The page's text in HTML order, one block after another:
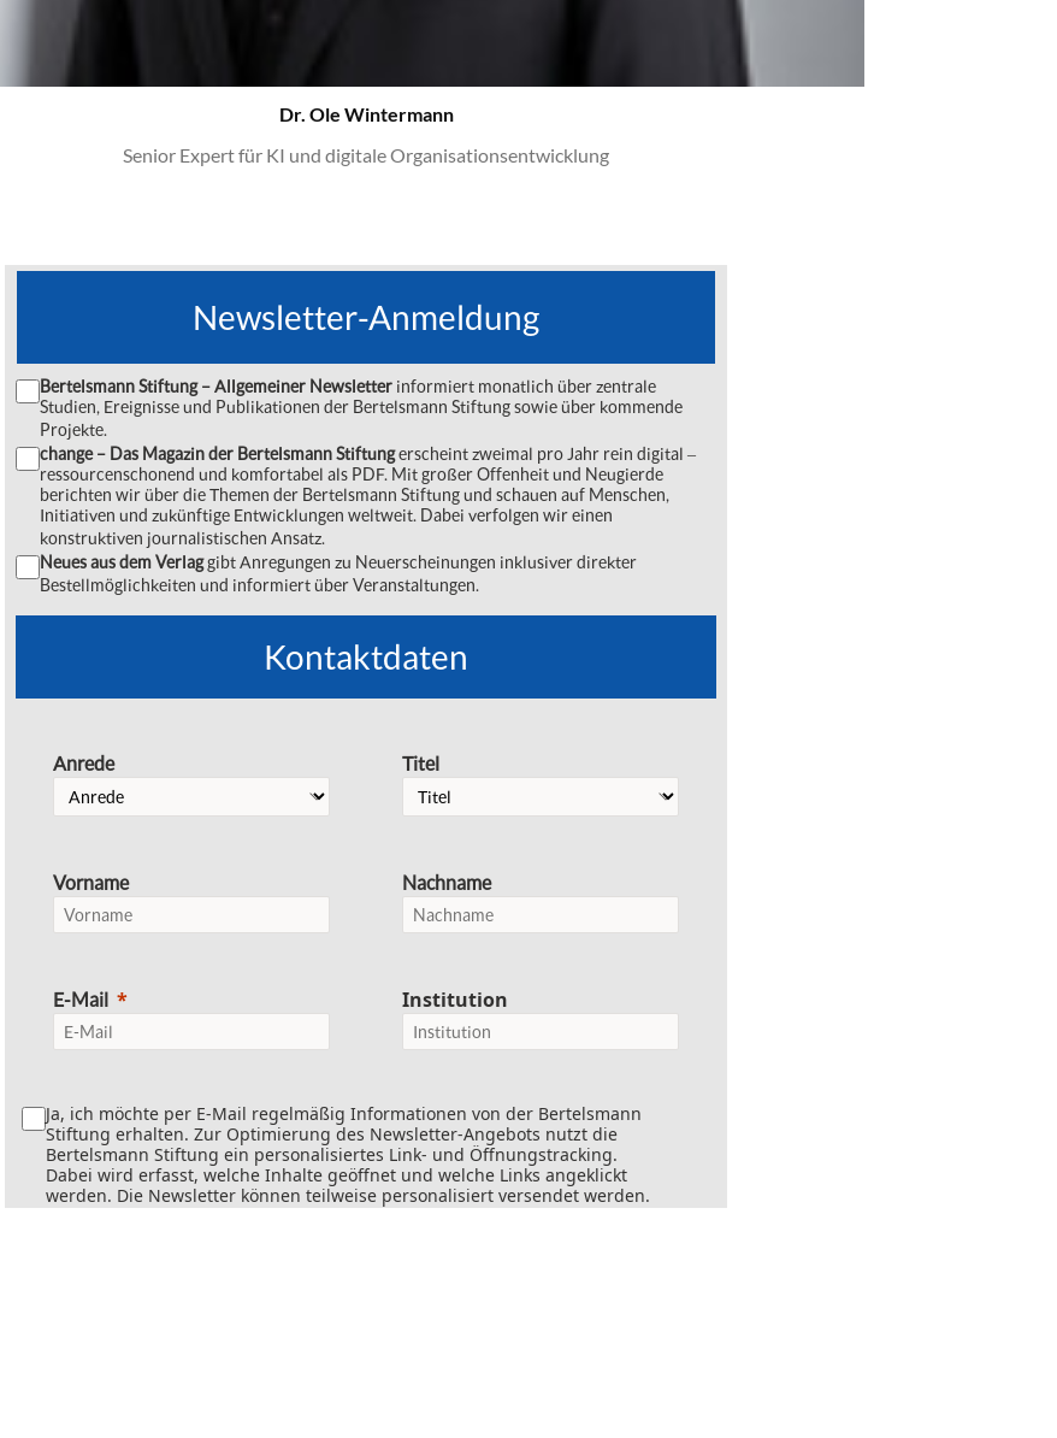
Dr. Ole Wintermann
Senior Expert für KI und digitale Organisationsentwicklung
Newsletter-Anmeldung
Bertelsmann Stiftung – Allgemeiner Newsletter informiert monatlich über zentrale
Studien, Ereignisse und Publikationen der Bertelsmann Stiftung sowie über kommende
Projekte.
change – Das Magazin der Bertelsmann Stiftungerscheint zweimal pro Jahr rein digital ‒
ressourcenschonend und komfortabel als PDF. Mit großer Offenheit und Neugierde
berichten wir über die Themen der Bertelsmann Stiftung und schauen auf Menschen,
Initiativen und zukünftige Entwicklungen weltweit. Dabei verfolgen wir einen
konstruktiven journalistischen Ansatz.
Neues aus dem Verlaggibt Anregungen zu Neuerscheinungen inklusiver direkter
Bestellmöglichkeiten und informiert über Veranstaltungen.
Kontaktdaten
Anrede
Vorname
E-Mail
Titel
Nachname
Institution
Ja, ich möchte per E-Mail regelmäßig Informationen von der Bertelsmann
Stiftung erhalten. Zur Optimierung des Newsletter-Angebots nutzt die
Bertelsmann Stiftung ein personalisiertes Link- und Öffnungstracking.
Dabei wird erfasst, welche Inhalte geöffnet und welche Links angeklickt
werden. Die Newsletter können teilweise personalisiert versendet werden.
Die Einwilligung kann jederzeit mit Wirkung für die Zukunft widerrufen